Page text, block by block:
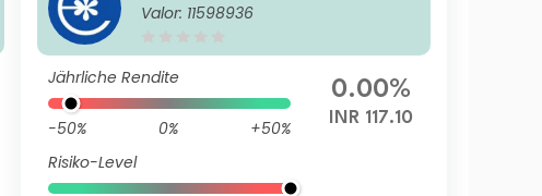
Limited
Valor: 11598936
Jährliche Rendite
-50% 0%
+50%
Risiko-Level
0.00%
INR 117.10